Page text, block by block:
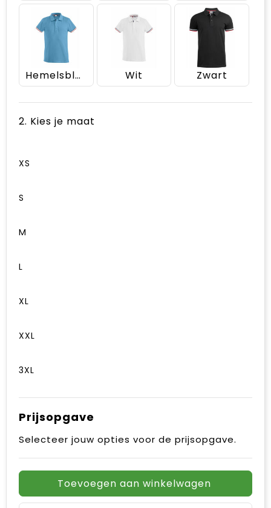
Hemelsblauw Wit Zwart
2. Kies je maat
XS
S
M
L
XL
XXL
3XL
Prijsopgave
Selecteer jouw opties voor de prijsopgave.
Toevoegen aan winkelwagen